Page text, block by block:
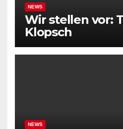
NEWS
Wir stellen vor:
Klopsch
NEWS